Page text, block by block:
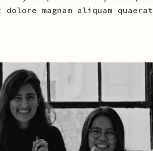
magnam aliquam quaerat